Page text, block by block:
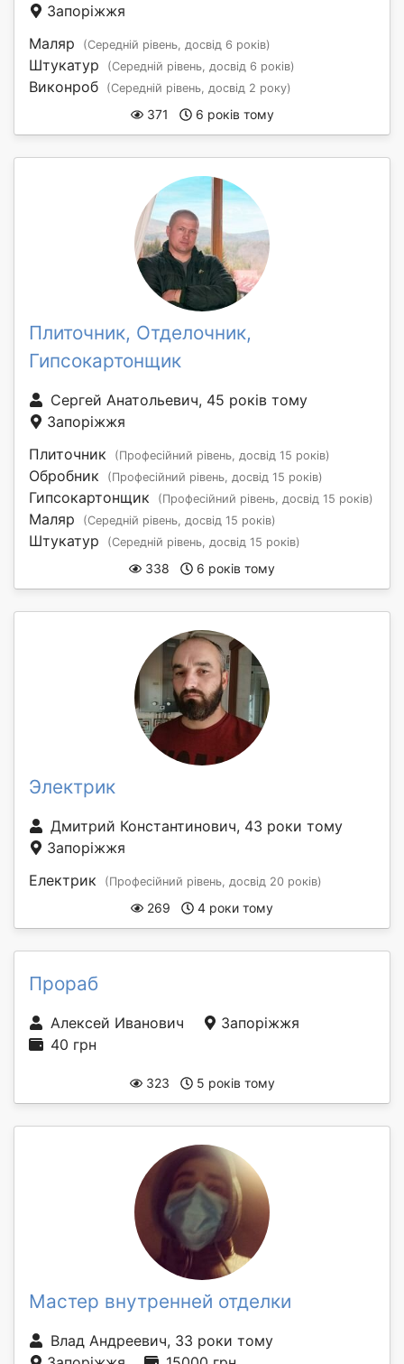
Запоріжжя
Маляр
(Середній рівень, досвід 6 років)
Штукатур (Середній рівень, досвід 6 років)
Виконроб (Середній рівень, досвід 2 року)
371 6 років тому
Плиточник, Отделочник,
Гипсокартонщик
Сергей Анатольевич, 45 років тому
Запоріжжя
Плиточник
(Професійний рівень, досвід 15 років)
Обробник (Професійний рівень, досвід 15 років)
Гипсокартонщик (Професійний рівень, досвід 15 років)
Маляр (Середній рівень, досвід 15 років)
Штукатур (Середній рівень, досвід 15 років)
338 6 років тому
Электрик
Дмитрий Константинович, 43 роки тому
Запоріжжя
Електрик
(Професійний рівень, досвід 20 років)
269 4 роки тому
Прораб
Алексей Иванович
Запоріжжя
40 грн
323 5 років тому
Мастер внутренней отделки
Влад Андреевич, 33 роки тому